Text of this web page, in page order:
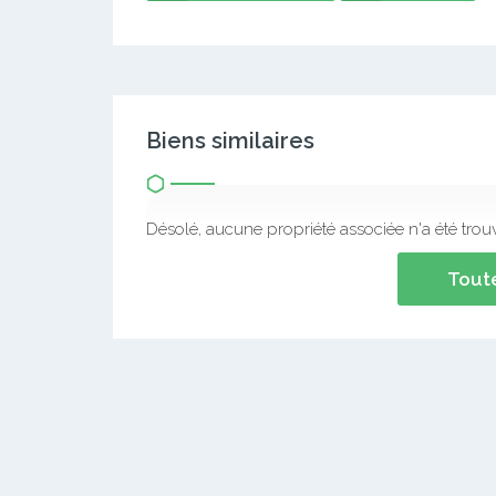
Biens similaires
Désolé, aucune propriété associée n'a été